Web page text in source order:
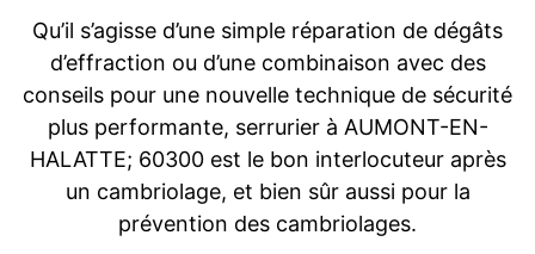
Qu’il s’agisse d’une simple réparation de dégâts
d’effraction ou d’une combinaison avec des
conseils pour une nouvelle technique de sécurité
plus performante, serrurier à AUMONT-EN-
HALATTE; 60300 est le bon interlocuteur après
un cambriolage, et bien sûr aussi pour la
prévention des cambriolages.